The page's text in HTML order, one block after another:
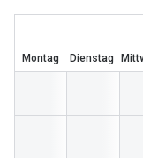
Miu Miu
alle Marken
Montag Dienstag